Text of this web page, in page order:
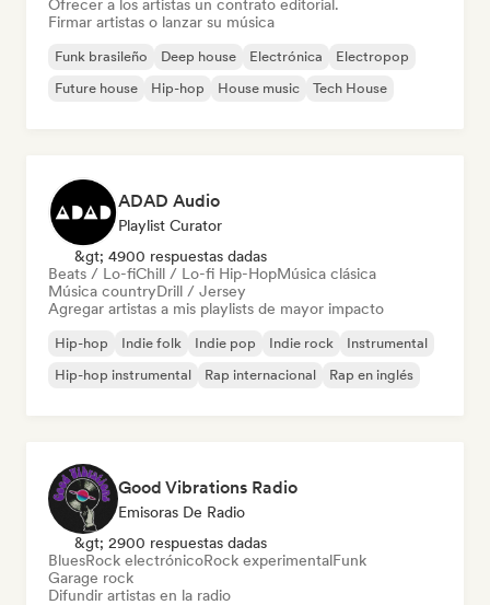
Ofrecer a los artistas un contrato editorial.
Firmar artistas o lanzar su música
Funk brasileño Deep house Electrónica
Electropop
Future house
Hip-hop House music Tech House
ADAD Audio
Playlist Curator
&gt; 4900 respuestas dadas
Beats / Lo-fiChill / Lo-fi Hip-HopMúsica clásica
Música countryDrill / Jersey
Agregar artistas a mis playlists de mayor impacto
Hip-hop Indie folk Indie pop Indie rock
Instrumental
Hip-hop instrumental
Rap internacional Rap en inglés
Good Vibrations Radio
Emisoras De Radio
&gt; 2900 respuestas dadas
BluesRock electrónicoRock experimentalFunk
Garage rock
Difundir artistas en la radio